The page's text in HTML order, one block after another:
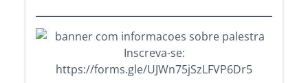
Inscreva-se:
https://forms.gle/UJWn75jSzLFVP6Dr5